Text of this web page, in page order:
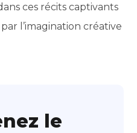
ces récits captivants
l’imagination créative
le